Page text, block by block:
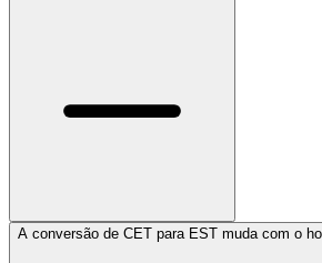
A conversão de CET para EST muda com o